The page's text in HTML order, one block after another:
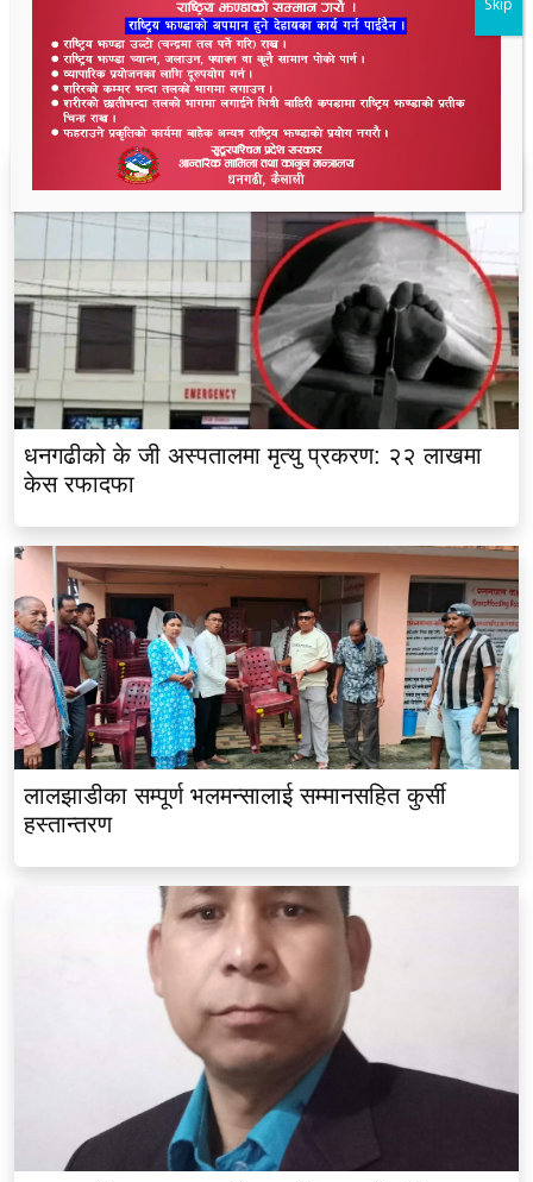
ताजा समाचार
धनगढीको के जी अस्पतालमा मृत्यु प्रकरण: २२ लाखमा
केस रफादफा
लालझाडीका सम्पूर्ण भलमन्सालाई सम्मानसहित कुर्सी
हस्तान्तरण
Skip